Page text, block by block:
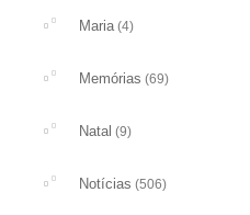
Maria (4)
Memórias (69)
Natal (9)
Notícias (506)